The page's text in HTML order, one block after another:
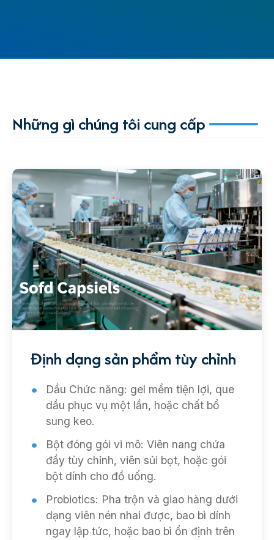
Những gì chúng tôi cung cấp
Định dạng sản phẩm tùy chỉnh
Dầu Chức năng: gel mềm tiện lợi, que
dầu phục vụ một lần, hoặc chất bổ
sung keo.
Bột đóng gói vi mô: Viên nang chứa
đầy tùy chỉnh, viên sủi bọt, hoặc gói
bột dính cho đồ uống.
Probiotics: Pha trộn và giao hàng dưới
dạng viên nén nhai được, bao bì dính
ngay lập tức, hoặc bao bì ổn định trên